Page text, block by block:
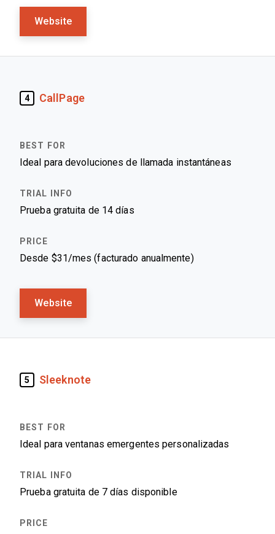
Website
4 CallPage
Ideal para devoluciones de llamada instantáneas
Prueba gratuita de 14 días
Desde $31/mes (facturado anualmente)
Website
5 Sleeknote
Ideal para ventanas emergentes personalizadas
Prueba gratuita de 7 días disponible